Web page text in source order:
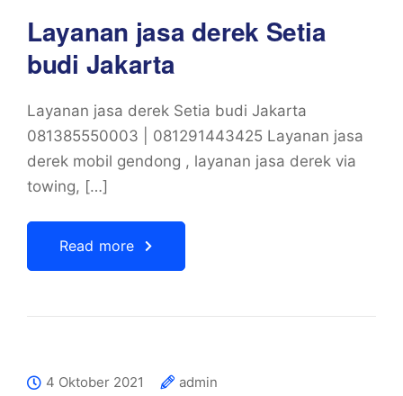
Layanan jasa derek Setia
budi Jakarta
Layanan jasa derek Setia budi Jakarta
081385550003 | 081291443425 Layanan jasa
derek mobil gendong , layanan jasa derek via
towing, […]
Read more
4 Oktober 2021
admin